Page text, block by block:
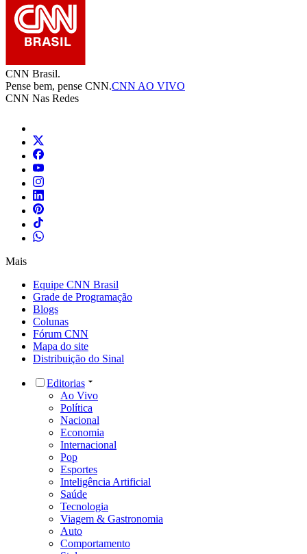
CNN Brasil.
Pense bem, pense CNN.CNN AO VIVO
CNN Nas Redes
Mais
Equipe CNN Brasil
Grade de Programação
Blogs
Colunas
Fórum CNN
Mapa do site
Distribuição do Sinal
Editorias
Ao Vivo
Política
Nacional
Economia
Internacional
Pop
Esportes
Inteligência Artificial
Saúde
Tecnologia
Viagem & Gastronomia
Auto
Comportamento